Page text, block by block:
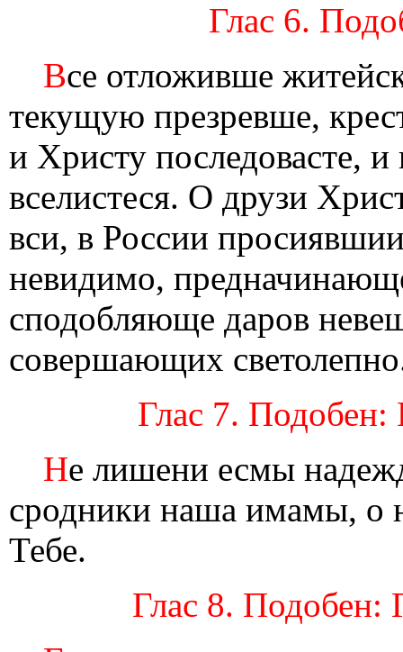
Глас 6.
Все отложивше
текущую презревше,
и Христу последовасте,
вселистеся. О друзи
вси, в России
невидимо,
сподобляюще даров
совершающих
Глас 7. Подобен:
Не лишени есмы
сродники наша имамы, о
Тебе.
Глас 8. Подобен: